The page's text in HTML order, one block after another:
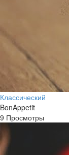
Классический
BonAppetit
9 Просмотры